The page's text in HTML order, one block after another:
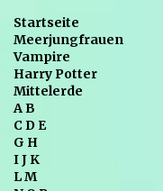
Startseite
Meerjungfrauen
Vampire
Harry Potter
Mittelerde
A B
C D E
G H
I J K
L M